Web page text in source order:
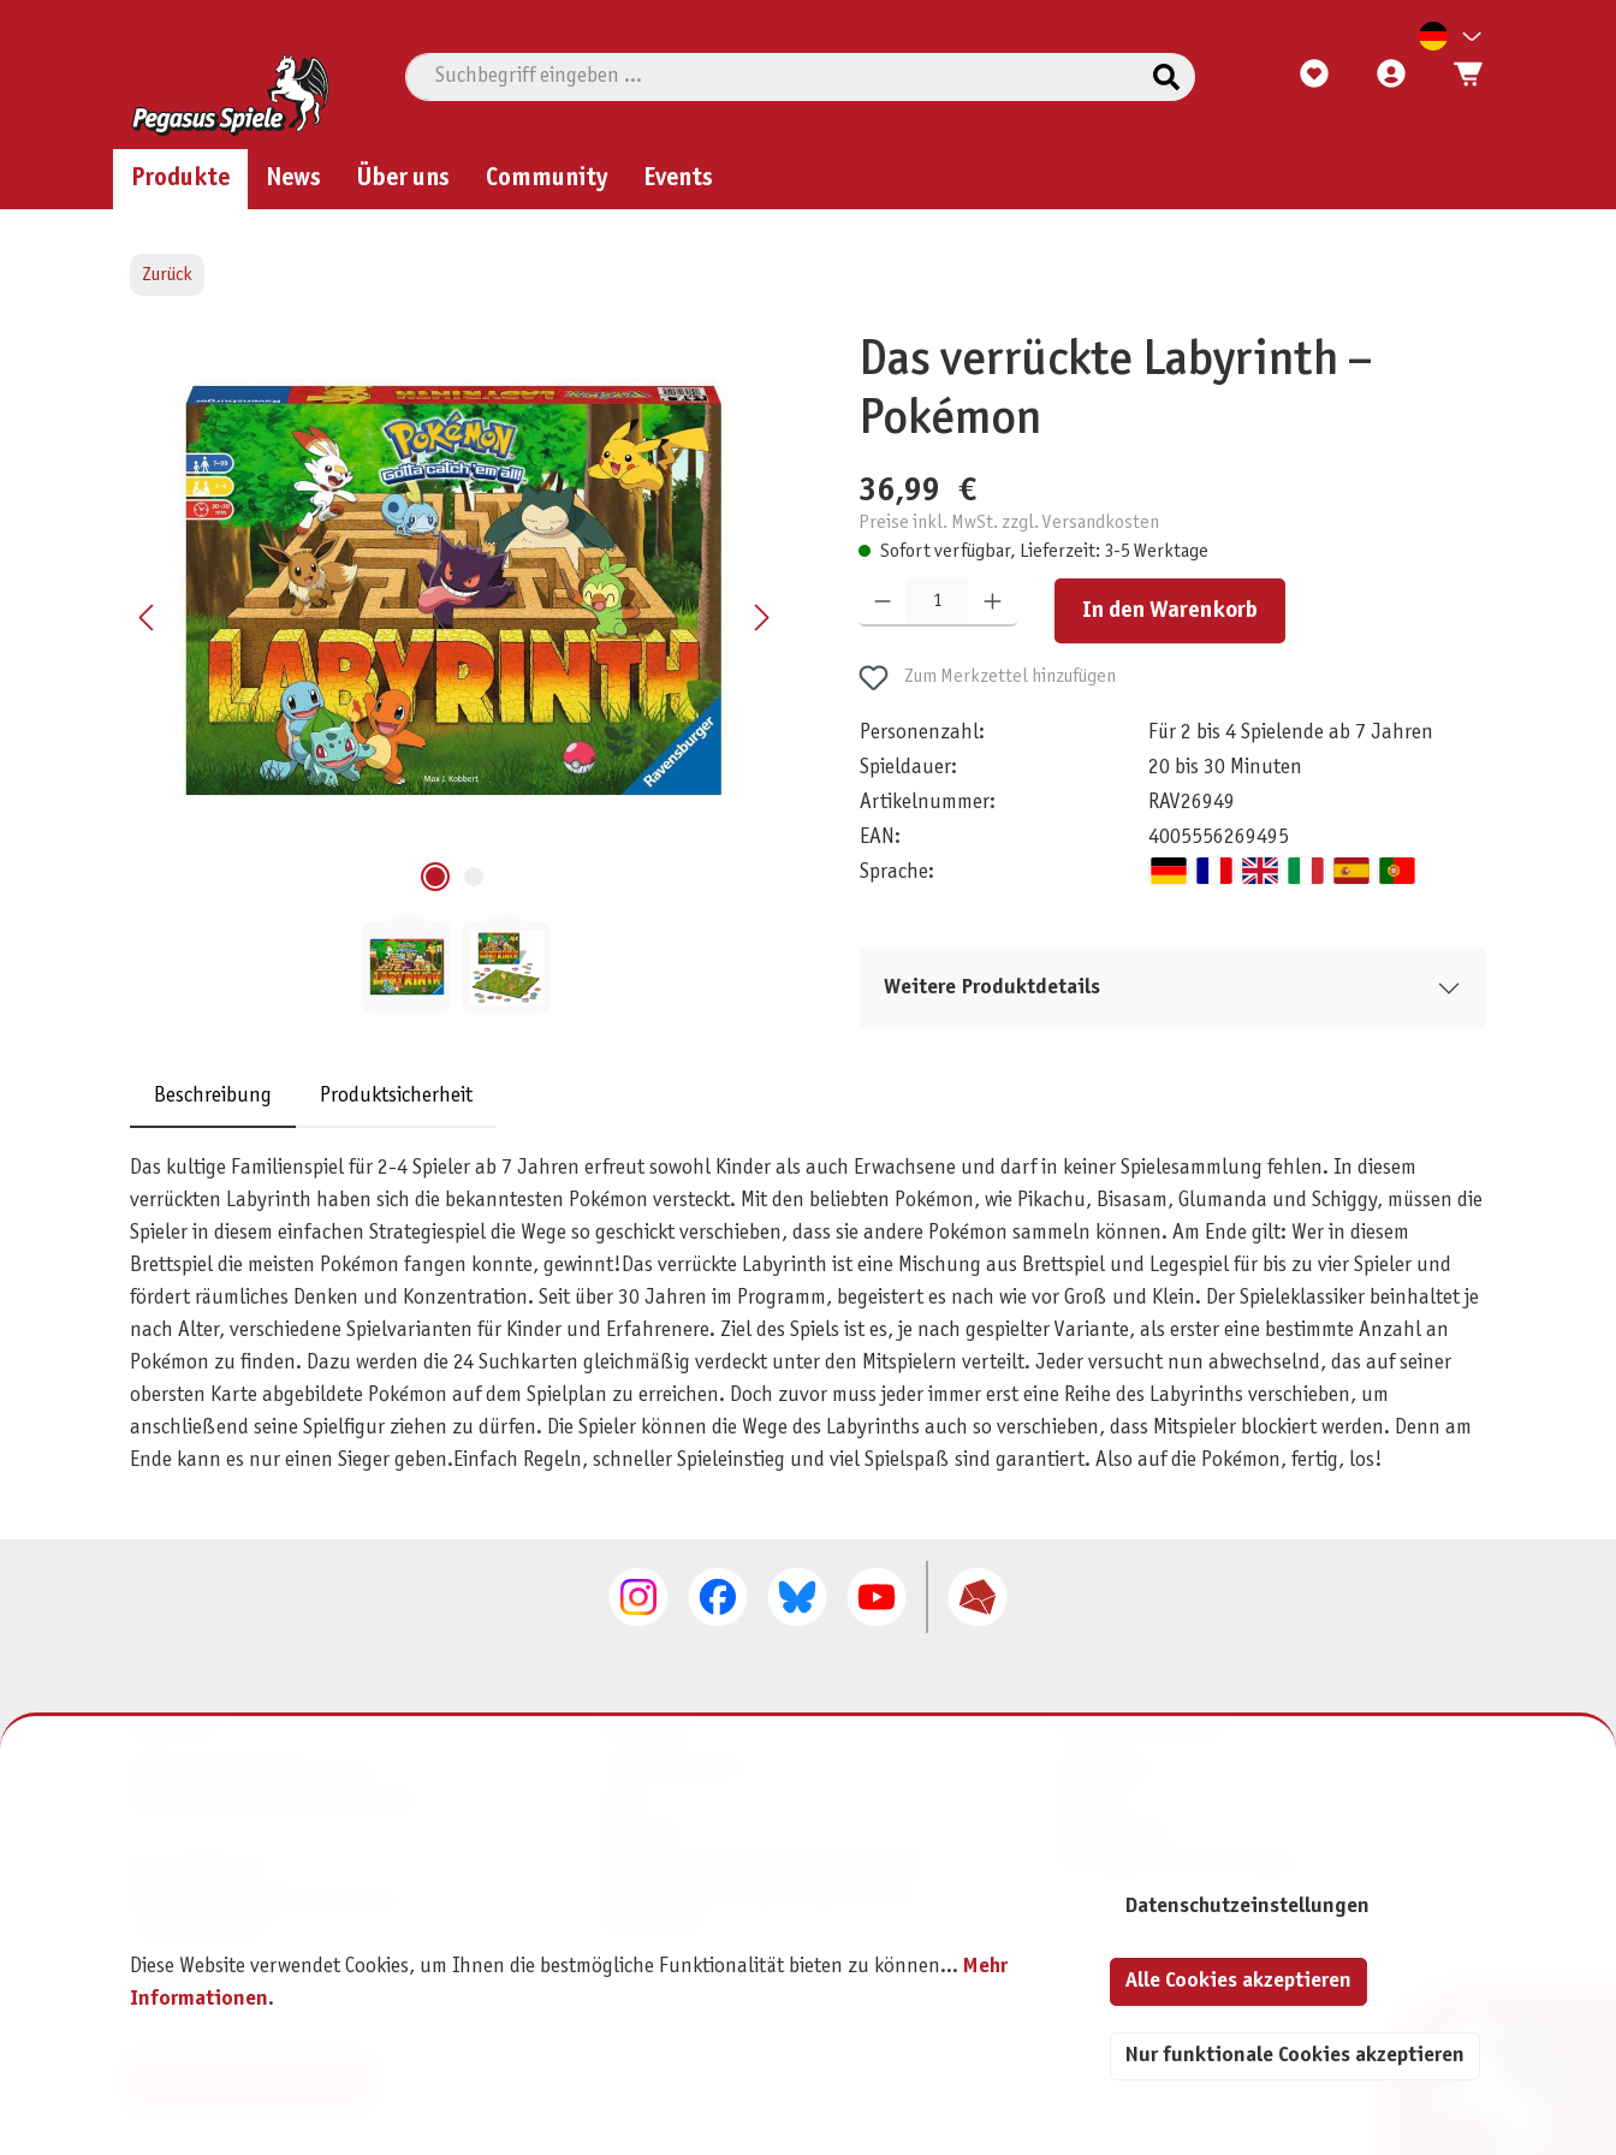
Produkte News Über uns Community Events
Zurück
Das verrückte Labyrinth –
Pokémon
36,99 €
Preise inkl. MwSt. zzgl. Versandkosten
Sofort verfügbar, Lieferzeit: 3-5 Werktage
In den Warenkorb
Zum Merkzettel hinzufügen
Personenzahl:
Für 2 bis 4 Spielende ab 7 Jahren
Spieldauer:
20 bis 30 Minuten
Artikelnummer:
RAV26949
EAN:
4005556269495
Sprache:
Weitere Produktdetails
Beschreibung Produktsicherheit
Das kultige Familienspiel für 2-4 Spieler ab 7 Jahren erfreut sowohl Kinder als auch Erwachsene und darf in keiner Spielesammlung fehlen. In diesem
verrückten Labyrinth haben sich die bekanntesten Pokémon versteckt. Mit den beliebten Pokémon, wie Pikachu, Bisasam, Glumanda und Schiggy, müssen die
Spieler in diesem einfachen Strategiespiel die Wege so geschickt verschieben, dass sie andere Pokémon sammeln können. Am Ende gilt: Wer in diesem
Brettspiel die meisten Pokémon fangen konnte, gewinnt!Das verrückte Labyrinth ist eine Mischung aus Brettspiel und Legespiel für bis zu vier Spieler und
fördert räumliches Denken und Konzentration. Seit über 30 Jahren im Programm, begeistert es nach wie vor Groß und Klein. Der Spieleklassiker beinhaltet je
nach Alter, verschiedene Spielvarianten für Kinder und Erfahrenere. Ziel des Spiels ist es, je nach gespielter Variante, als erster eine bestimmte Anzahl an
Pokémon zu finden. Dazu werden die 24 Suchkarten gleichmäßig verdeckt unter den Mitspielern verteilt. Jeder versucht nun abwechselnd, das auf seiner
obersten Karte abgebildete Pokémon auf dem Spielplan zu erreichen. Doch zuvor muss jeder immer erst eine Reihe des Labyrinths verschieben, um
anschließend seine Spielfigur ziehen zu dürfen. Die Spieler können die Wege des Labyrinths auch so verschieben, dass Mitspieler blockiert werden. Denn am
Ende kann es nur einen Sieger geben.Einfach Regeln, schneller Spieleinstieg und viel Spielspaß sind garantiert. Also auf die Pokémon, fertig, los!
KONTAKT SERVICE INFORMATIONEN
Diese Website verwendet Cookies, um Ihnen die bestmögliche Funktionalität bieten zu können... Mehr
Informationen.
Datenschutzeinstellungen
Nur funktionale Cookies akzeptieren
Alle Cookies akzeptieren